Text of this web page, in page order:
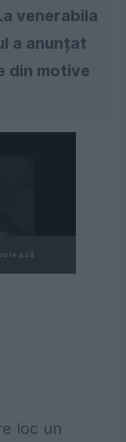
venerabila
a anunțat
din motive
loc un